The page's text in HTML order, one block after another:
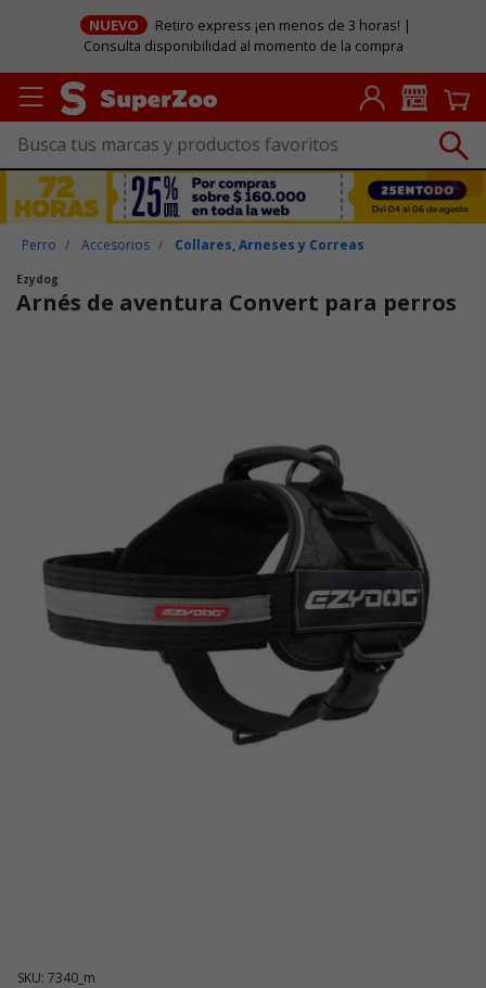
NUEVO
Retiro express ¡en menos de 3 horas! |
Consulta disponibilidad al momento de la compra
Perro Accesorios Collares, Arneses y Correas
Ezydog
Arnés de aventura Convert para perros
SKU: 7340_m